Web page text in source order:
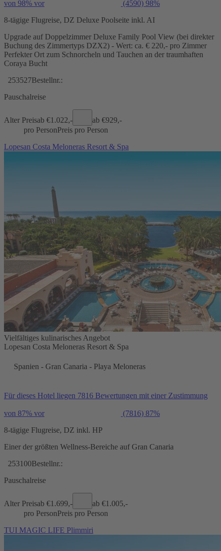
von 98% vor (4590) 98%
8-tägige Flugreise, DZ Deluxe Poolseite inkl. AI
Upgrade auf Doppelzimmer Deluxe Family Pool View (bei direkter
Buchung des Zimmertyps DZX2) - Wert: ca. € 220,- pro Zimmer
Perfekter Ort zum Schnorcheln und Tauchen an der traumhaften
Coraya Bucht
253527Bestellnr.:
Pauschalreise
Alter Preisab €1.022,- ab €929,-
pro PersonPreis pro Person
Lopesan Costa Meloneras Resort & Spa
Vielfältiges kulinarisches Angebot
Lopesan Costa Meloneras Resort & Spa
Spanien - Gran Canaria - Playa Meloneras
Für dieses Hotel liegen 7816 Bewertungen mit einer Zustimmung
von 87% vor (7816) 87%
8-tägige Flugreise, DZ inkl. HP
Einer der größten Wellness-Bereiche auf Gran Canaria
253100Bestellnr.:
Pauschalreise
Alter Preisab €1.699,- ab €1.005,-
pro PersonPreis pro Person
TUI MAGIC LIFE Plimmiri